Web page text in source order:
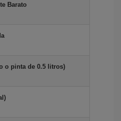
Barato
o pinta de 0.5 litros)